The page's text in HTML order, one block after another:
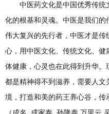
中医药文化是中国优秀传统
化的根基和灵魂。中医是我们
伟大复兴的先行者，中医才是
心，用中医文化、传统文化、
体健康，心灵也在此得到升华。
都是精神得不到滋养，需要人
境，打造和美的药王养心谷，传